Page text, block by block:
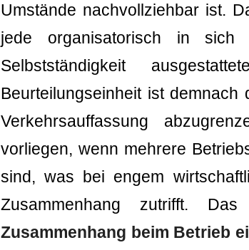
Umstände nachvollziehbar ist.
jede organisatorisch in sich
Selbstständigkeit
Beurteilungseinheit ist demnach
Verkehrsauffassung
vorliegen, wenn mehrere
sind, was bei engem
Zusammenhang zutrifft.
Zusammenhang beim Betrieb